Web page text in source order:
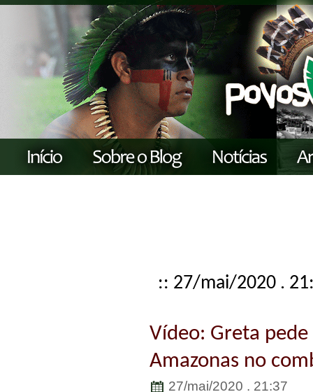
:: 27/mai/2020 .
Vídeo: Greta
Amazonas no
27/mai/2020 . 21:37